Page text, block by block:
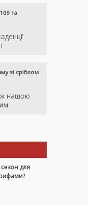
га
зі сріблом
нашою
для